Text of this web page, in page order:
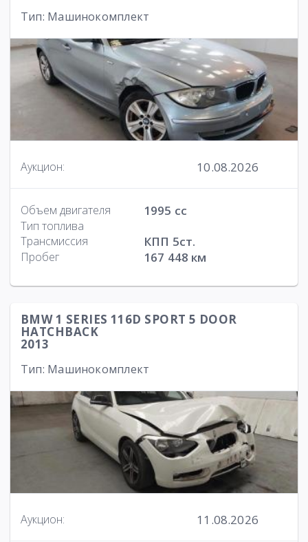
Тип: Машинокомплект
Аукцион: 10.08.2026
Объем двигателя 1995 cc
Тип топлива
Трансмиссия
КПП 5ст.
Пробег 167 448 км
BMW 1 SERIES 116D SPORT 5 DOOR
HATCHBACK
2013
Тип: Машинокомплект
Аукцион: 11.08.2026